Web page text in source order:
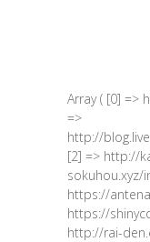
Array ( [0] =>
=>
http://
[2] => http://
sokuhou.xyz/
https://
https://
http://rai-